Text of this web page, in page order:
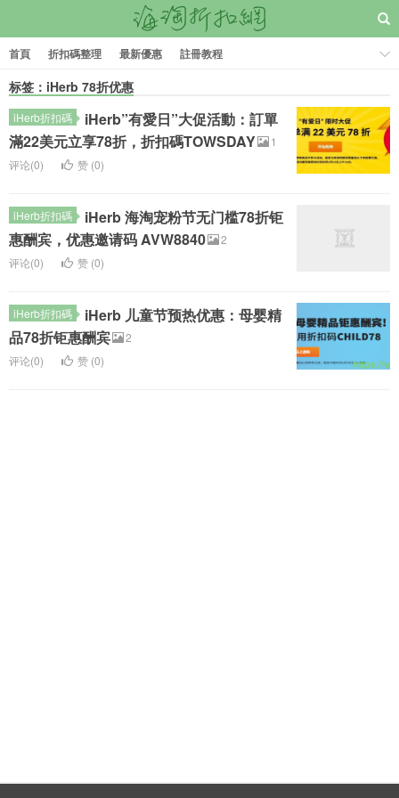
首頁 折扣碼整理 最新優惠 註冊教程
标签：iHerb 78折优惠
iHerb折扣碼
iHerb”有愛日”大促活動：訂單
滿22美元立享78折，折扣碼TOWSDAY
1
评论(0)
赞 (0)
iHerb折扣碼
iHerb 海淘宠粉节无门槛78折钜
惠酬宾，优惠邀请码 AVW8840
2
评论(0)
赞 (0)
iHerb折扣碼
iHerb 儿童节预热优惠：母婴精
品78折钜惠酬宾
2
评论(0)
赞 (0)